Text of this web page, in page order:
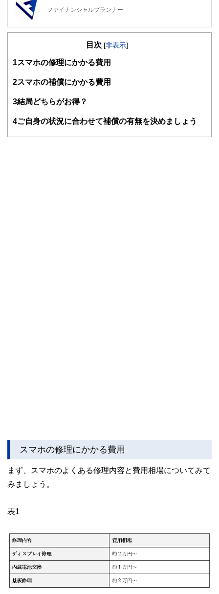
ファイナンシャルプランナー
FinancialField編集部は、金融、経済に関する記事を、日々
知識がない方でも理解できるようわかりやすく発信していま
得者を中心に「お金や暮らし」に関する書籍・雑誌の編集経
験者で構成され、企画立案から記事掲載まですべての工程に
護士、税理士、宅地建物取引士、相続診断士、住宅ローンア
目次 [非表示]
1 スマホの修理にかかる費用
2スマホの補償にかかる費用
3結局どちらがお得？
4ご自身の状況に合わせて補償の有無を決めましょう
スマホの修理にかかる費用
まず、スマホのよくある修理内容と費用相場についてみて
みましょう。
表1